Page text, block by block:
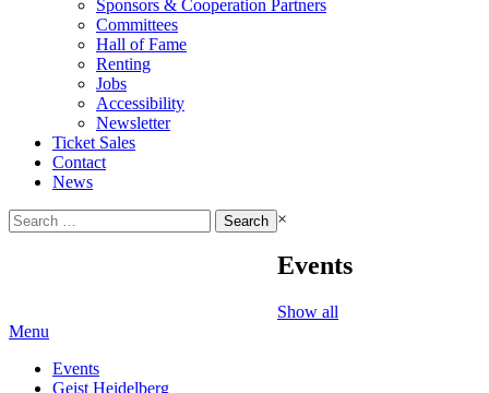
Sponsors & Cooperation Partners
Committees
Hall of Fame
Renting
Jobs
Accessibility
Newsletter
Ticket Sales
Contact
News
Search
for:
×
Events
Show all
Menu
Events
Geist Heidelberg